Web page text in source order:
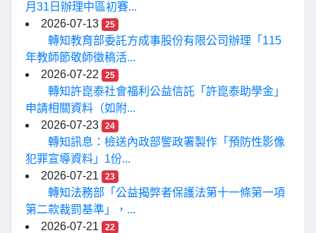
月31日辦理中區初賽...
2026-07-13
25
轉知教育部委託方成事股份有限公司辦理「115
年教師節敬師徵稿活...
2026-07-22
25
轉知許崑泰社會福利公益信託「許崑泰助學金」
申請相關資料（如附...
2026-07-23
24
轉知訊息：檢送內政部警政署製作「預防性影像
犯罪宣導資料」1份...
2026-07-21
23
轉知法務部「公益揭弊者保護法第十一條第一項
第二款裁罰基準」，...
2026-07-21
22